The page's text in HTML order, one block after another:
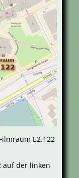
E2.122
auf der linken